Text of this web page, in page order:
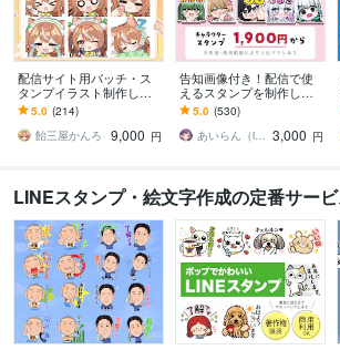
配信サイト用バッチ・ス
タンプイラスト制作しま
す 企業実績あり！メンバ
ーシップやサブスク特典
に最適！
5.0 (214)
飴三屋かんろ
9,000 円
告知画像付き！配信で使
えるスタンプを制作しま
す アニメーションスタン
プも対応はじめました！
5.0 (530)
あいらん（iran_stn） 3,000 円
LINEスタンプ・絵文字作成の定番サー